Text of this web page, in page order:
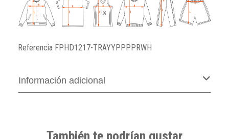
Referencia FPHD1217-TRAYYPPPPRWH
Información adicional